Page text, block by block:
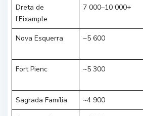
Dreta de
l’Eixample
7 000–10 000+
Nova Esquerra
~5 600
Fort Pienc
~5 300
Sagrada Família
~4 900